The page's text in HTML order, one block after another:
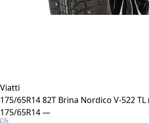
Viatti
175/65R14 82T Brina Nordico V-522
175/65R14 —